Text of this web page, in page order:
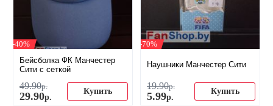
-40%
Бейсболка ФК Манчестер
Сити с сеткой
49.90р.
29.90р.
Купить
-70%
Наушники Манчестер Сити
19.90р.
5.99р.
Купить